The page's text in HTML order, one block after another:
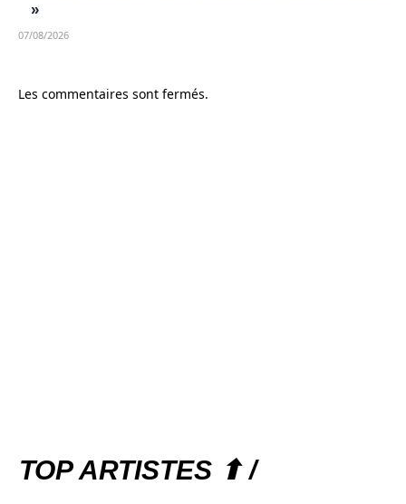
»
07/08/2026
Les commentaires sont fermés.
TOP ARTISTES ⬆ /